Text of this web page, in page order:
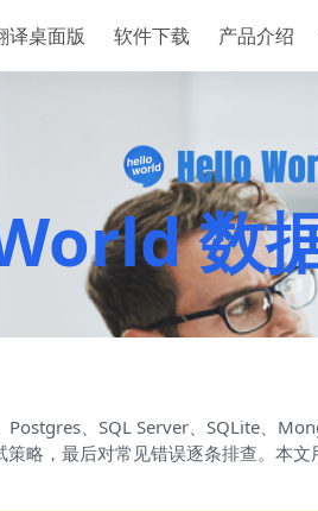
桌面版 软件下载 产品介绍
数
、SQL Server、SQLite、
略，最后对常见错误逐条排查。本